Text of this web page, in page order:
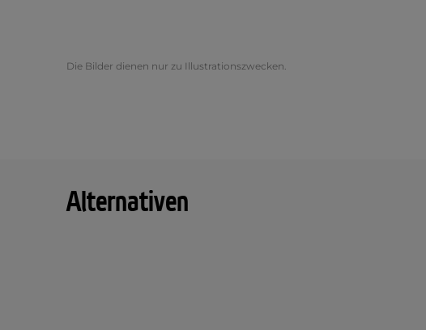
Die Bilder dienen nur zu Illustrationszwecken.
Alternativen